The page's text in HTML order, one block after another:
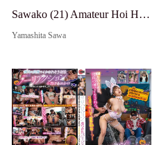
Sawako (21) Amateur Hoi Hoi Z - สมัครเล่น, สารคดี, เซ็กส์ POV, สาวสวย, ไร้เดียงสา, หน้าอกใหญ่, ผิวขาว, น้ำแตกใส่หน้า
Yamashita Sawa